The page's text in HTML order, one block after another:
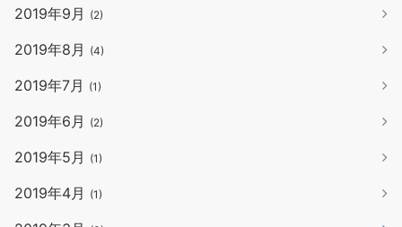
2019年9月 (2)
2019年8月 (4)
2019年7月 (1)
2019年6月 (2)
2019年5月 (1)
2019年4月 (1)